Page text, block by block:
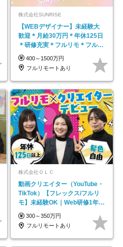
株式会社SUNRISE
【WEBデザイナー】未経験大
歓迎＊月給30万円＊年休125日
＊研修充実＊フルリモ＊フルフ
レックス＊
400～1500万円
フルリモートあり
株式会社ＯＬＣ
動画クリエイター（YouTube・
TikTok）【フレックス/フルリ
モ】未経験OK｜Web研修1年間
｜副業OK
300～350万円
フルリモートあり